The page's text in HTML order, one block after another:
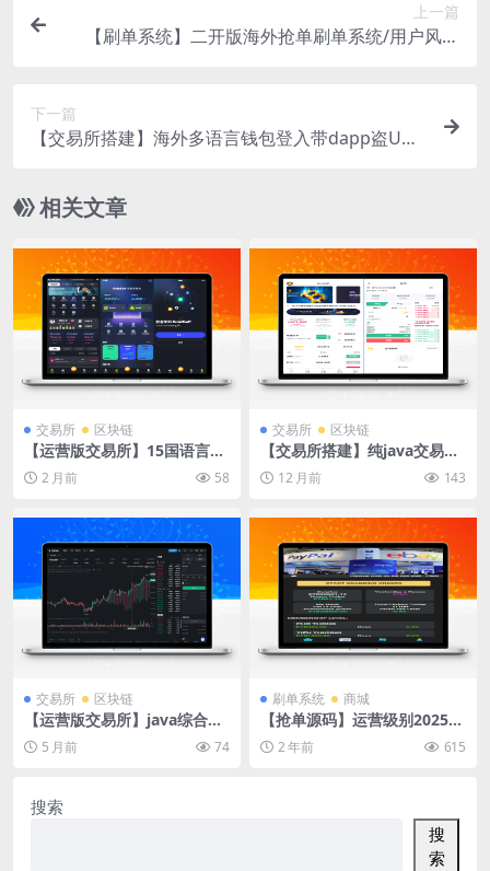
上一篇
【刷单系统】二开版海外抢单刷单系统/用户风险
下一篇
【交易所搭建】海外多语言钱包登入带dapp盗U交
相关文章
交易所 区块链
【运营版交易所】15国语言综
合交易所-美股-黄金-数字货
币，Java全开源企业级运营版
2 月前 58
交易所 区块链
【交易所搭建】纯java交易所
源码/币币交易/永续合约/带O
TC交易
12 月前 143
交易所 区块链
【运营版交易所】java综合交
易所13国语言/全新精美UI/自
带客服系统运营级/功能齐全
5 月前 74
刷单系统 商城
【抢单源码】运营级别2025年
ebay易贝多语言抢单刷单系
统/叠加组/打针/独立代理后
2 年前 615
搜索
搜
索